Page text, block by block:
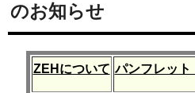
のお知らせ
ZEHについて パンフレット